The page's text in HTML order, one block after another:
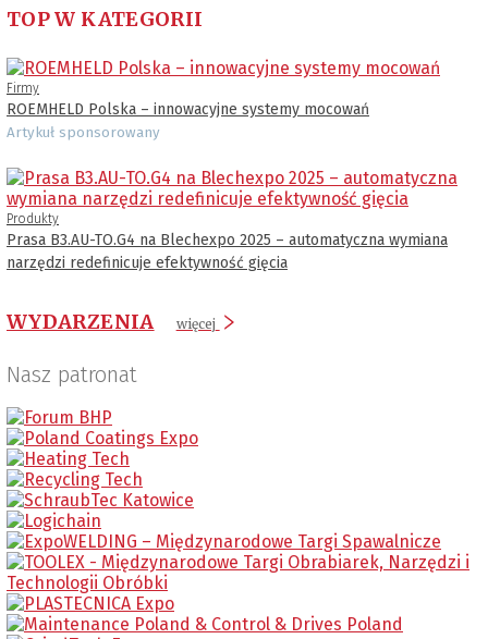
TOP W KATEGORII
Firmy
ROEMHELD Polska – innowacyjne systemy mocowań
Artykuł sponsorowany
Produkty
Prasa B3.AU-TO.G4 na Blechexpo 2025 – automatyczna wymiana
narzędzi redefinicuje efektywność gięcia
WYDARZENIA więcej
Nasz patronat